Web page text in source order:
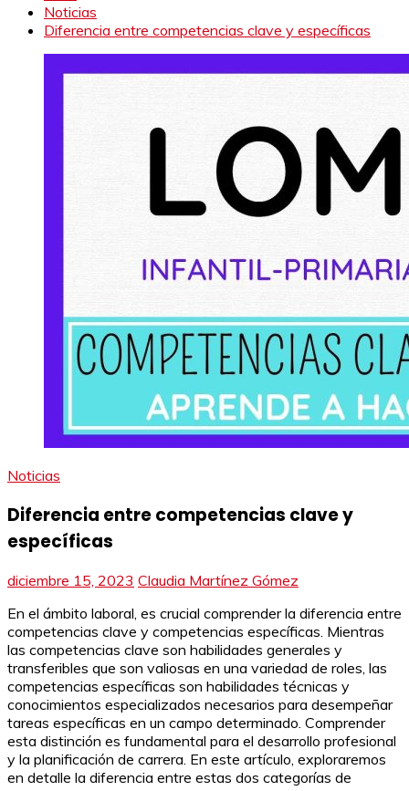
Noticias
Diferencia entre competencias clave y específicas
Noticias
Diferencia entre competencias clave y
específicas
diciembre 15, 2023 Claudia Martínez Gómez
En el ámbito laboral, es crucial comprender la diferencia entre
competencias clave y competencias específicas. Mientras
las competencias clave son habilidades generales y
transferibles que son valiosas en una variedad de roles, las
competencias específicas son habilidades técnicas y
conocimientos especializados necesarios para desempeñar
tareas específicas en un campo determinado. Comprender
esta distinción es fundamental para el desarrollo profesional
y la planificación de carrera. En este artículo, exploraremos
en detalle la diferencia entre estas dos categorías de